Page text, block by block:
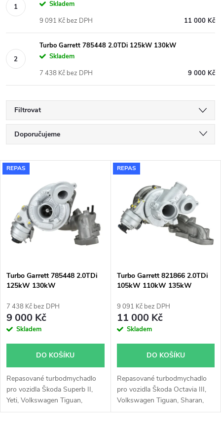
Skladem
11 000 Kč
9 091 Kč bez DPH
Turbo Garrett 785448 2.0TDi 125kW 130kW
Skladem
9 000 Kč
7 438 Kč bez DPH
Filtrovat
Ř
a
e
n
p
r
o
u
k
Doporučujeme
Nejdražší
Nejprodávanější
Abecedně
V
p
s
p
r
o
d
u
k
REPAS
Turbo Garrett 785448 2.0TDi
125kW 130kW
7 438 Kč bez DPH
9 000 Kč
Skladem
DO KOŠÍKU
Repasované turbodmychadlo
pro vozidla Škoda Superb II,
Yeti, Volkswagen Tiguan,
Touran, Sharan, Scirocco, CC,
REPAS
Turbo Garrett 821866 2.0TDi
105kW 110kW 135kW
9 091 Kč bez DPH
11 000 Kč
Skladem
DO KOŠÍKU
Repasované turbodmychadlo
pro vozidla Škoda Octavia III,
Volkswagen Tiguan, Sharan,
Passat B8, Golf VII, Seat Leon,